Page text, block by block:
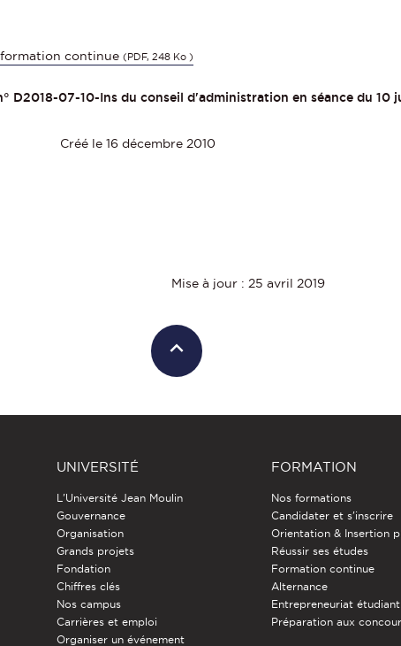
continue (PDF, 248 Ko )
D2018-07-10-Ins du conseil d'administration en séance du 10
Créé le 16 décembre 2010
Mise à jour : 25 avril 2019
UNIVERSITÉ
L'Université Jean Moulin
Gouvernance
Organisation
Grands projets
Fondation
Chiffres clés
Nos campus
Carrières et emploi
Organiser un événement
FORMATION
Nos formations
Candidater et s'inscrire
Orientation & Insertion
Réussir ses études
Formation continue
Alternance
Entrepreneuriat étudiant
Préparation aux